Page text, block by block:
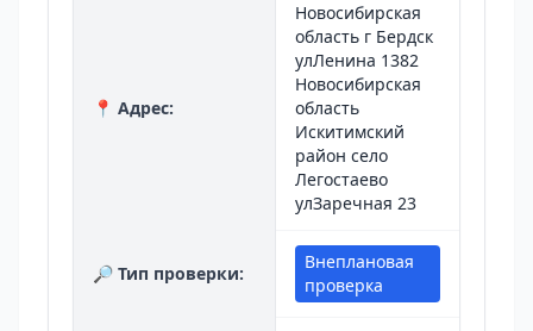
📍 Адрес:
Новосибирская
область г Бердск
улЛенина 1382
Новосибирская
область
Искитимский
район село
Легостаево
улЗаречная 23
🔎 Тип проверки:
Внеплановая
проверка